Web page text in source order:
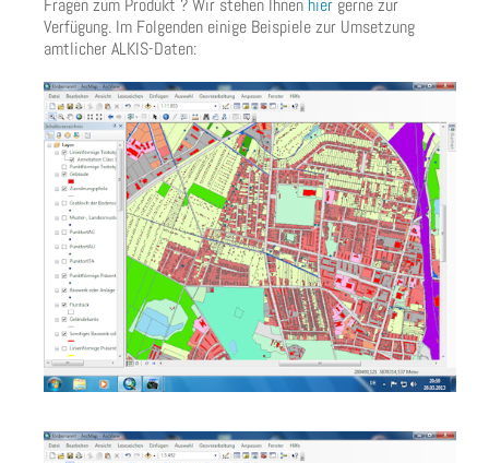
Fragen zum Produkt ? Wir stehen Ihnen hier gerne zur
Verfügung. Im Folgenden einige Beispiele zur Umsetzung
amtlicher ALKIS-Daten: